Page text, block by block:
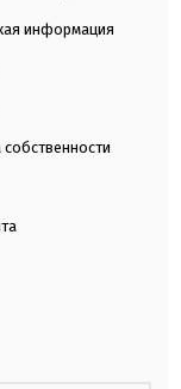
информация
собственности